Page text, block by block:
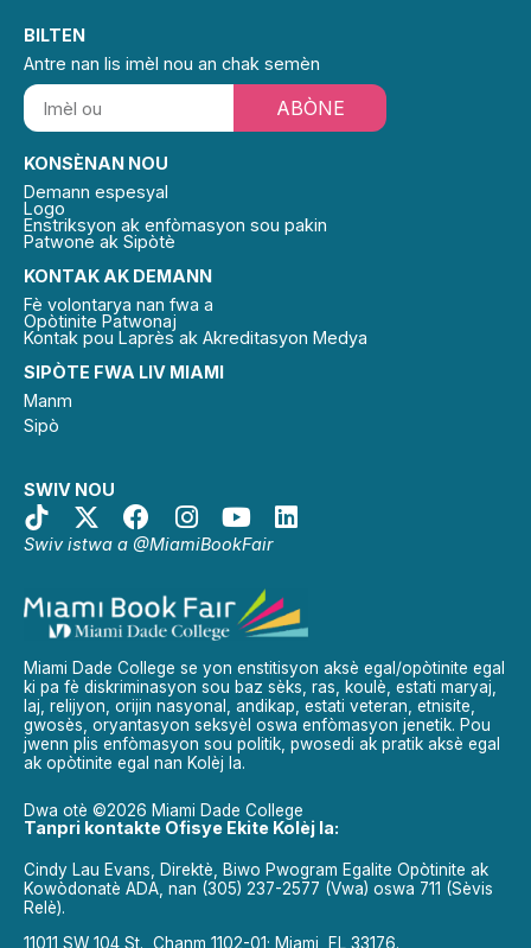
SIPÒTE FWA LIV MIAMI
Manm
Sipò
SWIV NOU
Swiv istwa a @MiamiBookFair
KONTAK AK DEMANN
Fè volontarya nan fwa a
Opòtinite Patwonaj
Kontak pou Laprès ak Akreditasyon Medya
KONSÈNAN NOU
Demann espesyal
Logo
Enstriksyon ak enfòmasyon sou pakin
Patwone ak Sipòtè
BILTEN
Antre nan lis imèl nou an chak semèn
ABÒNE
Miami Dade College se yon enstitisyon aksè egal/opòtinite egal
ki pa fè diskriminasyon sou baz sèks, ras, koulè, estati maryaj,
laj, relijyon, orijin nasyonal, andikap, estati veteran, etnisite,
gwosès, oryantasyon seksyèl oswa enfòmasyon jenetik. Pou
jwenn plis enfòmasyon sou politik, pwosedi ak pratik aksè egal
ak opòtinite egal nan Kolèj la.
Dwa otè ©2026 Miami Dade College
Tanpri kontakte Ofisye Ekite Kolèj la:
Cindy Lau Evans, Direktè, Biwo Pwogram Egalite Opòtinite ak
Kowòdonatè ADA, nan (305) 237-2577 (Vwa) oswa 711 (Sèvis
Relè).
11011 SW 104 St., Chanm 1102-01; Miami, FL 33176.